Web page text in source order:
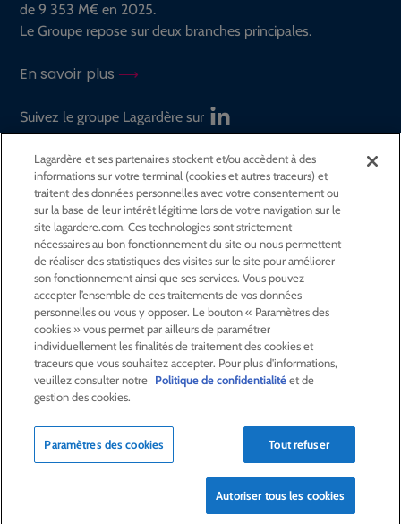
de 9 353 M€ en 2025.
Le Groupe repose sur deux branches principales.
En savoir plus
Suivez le groupe Lagardère sur
GROUPE
ACTIVITÉS
ACTIONNAIRES &INVESTISSEURS
LA RSECHEZ LAGARDÈRE
LA FONDATIONJEAN‑LUC LAGARDÈRE
CENTRE PRESSE
Lagardère et ses partenaires stockent et/ou accèdent à des
informations sur votre terminal (cookies et autres traceurs) et
traitent des données personnelles avec votre consentement ou
sur la base de leur intérêt légitime lors de votre navigation sur le
site lagardere.com. Ces technologies sont strictement
nécessaires au bon fonctionnement du site ou nous permettent
de réaliser des statistiques des visites sur le site pour améliorer
son fonctionnement ainsi que ses services. Vous pouvez
accepter l’ensemble de ces traitements de vos données
personnelles ou vous y opposer. Le bouton « Paramètres des
cookies » vous permet par ailleurs de paramétrer
individuellement les finalités de traitement des cookies et
traceurs que vous souhaitez accepter. Pour plus d'informations,
veuillez consulter notre Politique de confidentialitéet de
gestion des cookies.
Paramètres des cookies Tout refuser
Autoriser tous les cookies